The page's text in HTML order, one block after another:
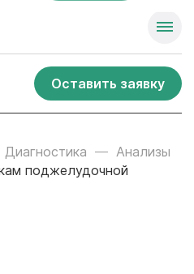
Оставить заявку
Диагностика
Анализы
поджелудочной